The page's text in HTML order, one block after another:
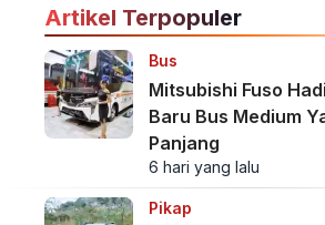
Berita
VW Memutuskan Kembali
Gunakan Tombol Fisik
Volkswagen kemudian menyadari
kondisi bahwa menghadirkan fungsi
pengganti tombol fisik dengan sistem
pada fungsi layar sentuh merupakan
1 tahun yang lalu